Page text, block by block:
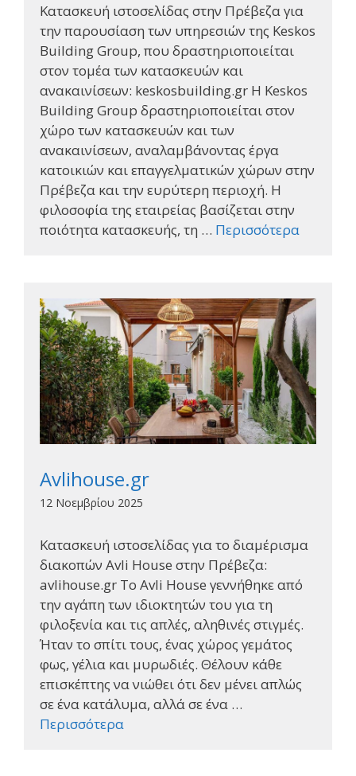
Κατασκευή ιστοσελίδας στην Πρέβεζα για
την παρουσίαση των υπηρεσιών της Keskos
Building Group, που δραστηριοποιείται
στον τομέα των κατασκευών και
ανακαινίσεων: keskosbuilding.gr Η Keskos
Building Group δραστηριοποιείται στον
χώρο των κατασκευών και των
ανακαινίσεων, αναλαμβάνοντας έργα
κατοικιών και επαγγελματικών χώρων στην
Πρέβεζα και την ευρύτερη περιοχή. Η
φιλοσοφία της εταιρείας βασίζεται στην
ποιότητα κατασκευής, τη … Περισσότερα
Avlihouse.gr
12 Νοεμβρίου 2025
Κατασκευή ιστοσελίδας για το διαμέρισμα
διακοπών Avli House στην Πρέβεζα:
avlihouse.gr Το Avli House γεννήθηκε από
την αγάπη των ιδιοκτητών του για τη
φιλοξενία και τις απλές, αληθινές στιγμές.
Ήταν το σπίτι τους, ένας χώρος γεμάτος
φως, γέλια και μυρωδιές. Θέλουν κάθε
επισκέπτης να νιώθει ότι δεν μένει απλώς
σε ένα κατάλυμα, αλλά σε ένα …
Περισσότερα